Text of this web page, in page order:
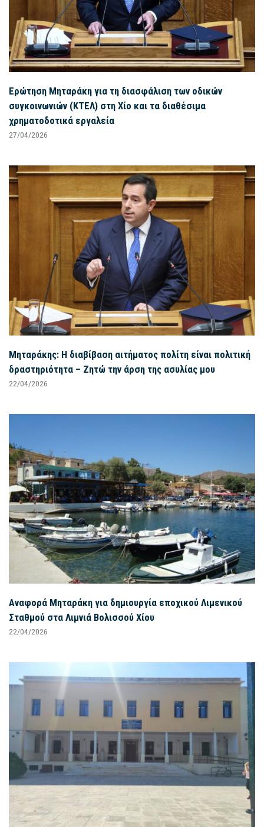
Ερώτηση Μηταράκη για τη διασφάλιση των οδικών
συγκοινωνιών (ΚΤΕΛ) στη Χίο και τα διαθέσιμα
χρηματοδοτικά εργαλεία
27/04/2026
Μηταράκης: Η διαβίβαση αιτήματος πολίτη είναι πολιτική
δραστηριότητα – Ζητώ την άρση της ασυλίας μου
22/04/2026
Αναφορά Μηταράκη για δημιουργία εποχικού Λιμενικού
Σταθμού στα Λιμνιά Βολισσού Χίου
22/04/2026